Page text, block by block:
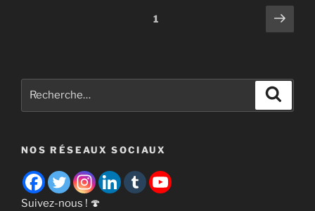
Page1
Page
NOS RÉSEAUX SOCIAUX
Suivez-nous ! 🍄